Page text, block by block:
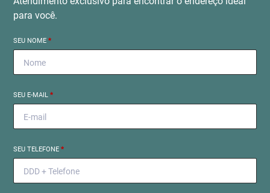
para você.
SEU NOME*
SEU E-MAIL*
SEU TELEFONE*